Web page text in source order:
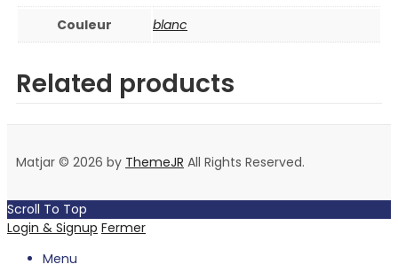
Couleur
blanc
Related products
Matjar © 2026 by ThemeJR All Rights Reserved.
Scroll To Top
Login & Signup Fermer
Menu